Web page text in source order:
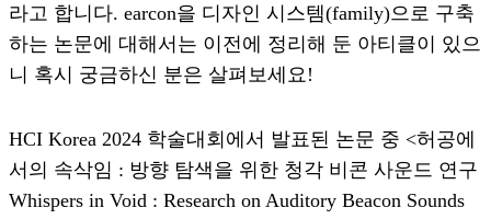
라고 합니다. earcon을 디자인 시스템(family)으로 구축
하는 논문에 대해서는 이전에 정리해 둔 아티클이 있으
니 혹시 궁금하신 분은 살펴보세요!
HCI Korea 2024 학술대회에서 발표된 논문 중 <허공에
서의 속삭임 : 방향 탐색을 위한 청각 비콘 사운드 연구
Whispers in Void : Research on Auditory Beacon Sounds